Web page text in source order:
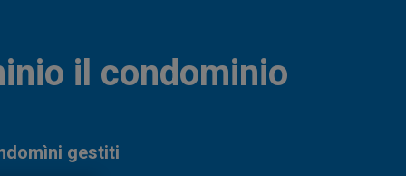
il condominio
gestiti